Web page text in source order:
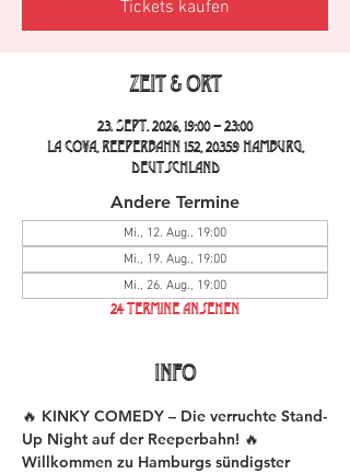
Tickets kaufen
Zeit & Ort
23. Sept. 2026, 19:00 – 23:00
La Cova, Reeperbahn 152, 20359 Hamburg,
Deutschland
Andere Termine
Mi., 12. Aug., 19:00
Mi., 19. Aug., 19:00
Mi., 26. Aug., 19:00
24 Termine ansehen
INFO
🔥 KINKY COMEDY – Die verruchte Stand-
Up Night auf der Reeperbahn! 🔥
Willkommen zu Hamburgs sündigster